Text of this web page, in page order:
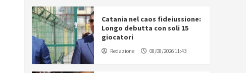
Catania nel caos fideiussione:
Longo debutta con soli 15
giocatori
Redazione 08/08/2026 11:43